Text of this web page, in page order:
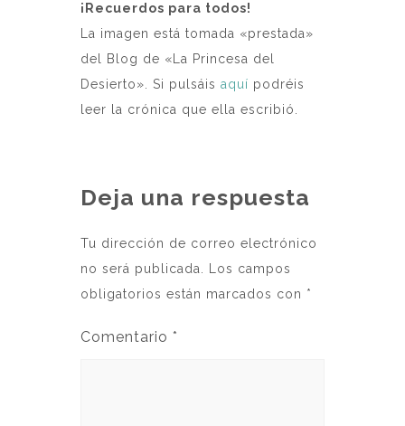
¡Recuerdos para todos!
La imagen está tomada «prestada»
del Blog de «La Princesa del
Desierto». Si pulsáis aquí podréis
leer la crónica que ella escribió.
Deja una respuesta
Tu dirección de correo electrónico
no será publicada.
Los campos
obligatorios están marcados con *
Comentario *